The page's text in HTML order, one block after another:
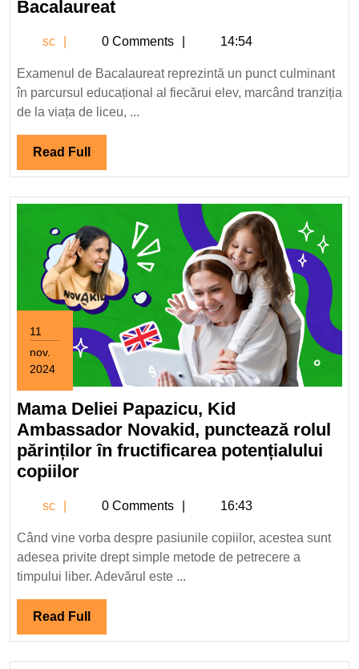
BacalaureatPregătire
pentru
examenul
de
Bacalaureat
sc 0 Comments 14:54
Examenul de Bacalaureat reprezintă un punct culminant
în parcursul educațional al fiecărui elev, marcând tranziția
de la viața de liceu, ...
Read Full Read
Full
11
nov.
2024
noiembrie
2024
Mama Deliei Papazicu, Kid
Ambassador Novakid, punctează rolul
părinților în fructificarea potențialului
copiilorMama
Papazicu,
Kid
Ambassador
Novakid,
punctează
rolul
părinților
în
sc 0 Comments 16:43
Când vine vorba despre pasiunile copiilor, acestea sunt
adesea privite drept simple metode de petrecere a
timpului liber. Adevărul este ...
Read Full Read
Full